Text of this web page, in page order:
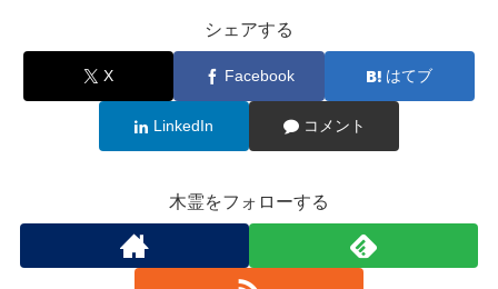
シェアする
X Facebook はてブ
LinkedIn コメント
木霊をフォローする